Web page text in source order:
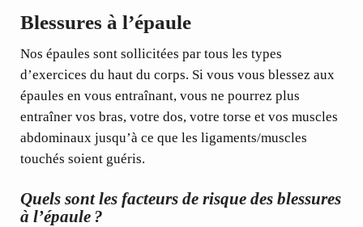
Blessures à l’épaule
Nos épaules sont sollicitées par tous les types
d’exercices du haut du corps. Si vous vous blessez aux
épaules en vous entraînant, vous ne pourrez plus
entraîner vos bras, votre dos, votre torse et vos muscles
abdominaux jusqu’à ce que les ligaments/muscles
touchés soient guéris.
Quels sont les facteurs de risque des blessures
à l’épaule ?